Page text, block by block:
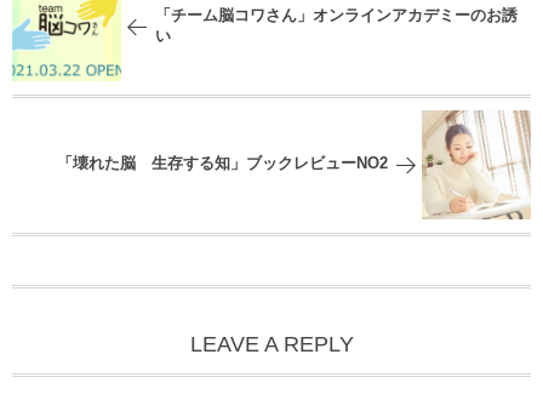
「チーム脳コワさん」オンラインアカデミーのお誘
い
「壊れた脳 生存する知」ブックレビューNO2
LEAVE A REPLY